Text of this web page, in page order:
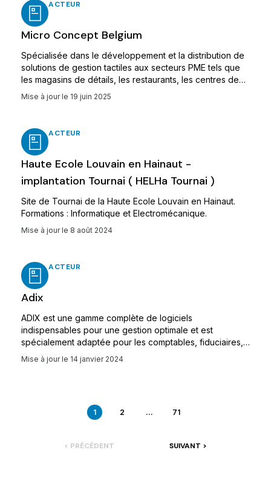
ACTEUR
Micro Concept Belgium
Spécialisée dans le développement et la distribution de
solutions de gestion tactiles aux secteurs PME tels que
les magasins de détails, les restaurants, les centres de
services, etc.
Mise à jour le 19 juin 2025
ACTEUR
Haute Ecole Louvain en Hainaut -
implantation Tournai ( HELHa Tournai )
Site de Tournai de la Haute Ecole Louvain en Hainaut.
Formations : Informatique et Electromécanique.
Mise à jour le 8 août 2024
ACTEUR
Adix
ADIX est une gamme complète de logiciels
indispensables pour une gestion optimale et est
spécialement adaptée pour les comptables, fiduciaires,
sociétés, ASBL et indépendants.
Mise à jour le 14 janvier 2024
1 2 ... 71
< PRÉCÉDENT SUIVANT >